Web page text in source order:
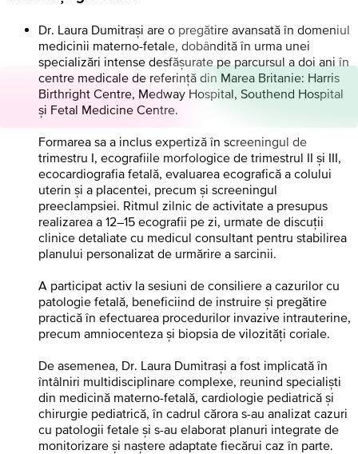
Dr. Laura Dumitrași are o pregătire avansată în domeniul
medicinii materno-fetale, dobândită în urma unei
specializări intense desfășurate pe parcursul a doi ani în
centre medicale de referință din Marea Britanie: Harris
Birthright Centre, Medway Hospital, Southend Hospital
și Fetal Medicine Centre.
Formarea sa a inclus expertiză în screeningul de
trimestru I, ecografiile morfologice de trimestrul II și III,
ecocardiografia fetală, evaluarea ecografică a colului
uterin și a placentei, precum și screeningul
preeclampsiei. Ritmul zilnic de activitate a presupus
realizarea a 12–15 ecografii pe zi, urmate de discuții
clinice detaliate cu medicul consultant pentru stabilirea
planului personalizat de urmărire a sarcinii.
A participat activ la sesiuni de consiliere a cazurilor cu
patologie fetală, beneficiind de instruire și pregătire
practică în efectuarea procedurilor invazive intrauterine,
precum amniocenteza și biopsia de vilozități coriale.
De asemenea, Dr. Laura Dumitrași a fost implicată în
întâlniri multidisciplinare complexe, reunind specialiști
din medicină materno-fetală, cardiologie pediatrică și
chirurgie pediatrică, în cadrul cărora s-au analizat cazuri
cu patologii fetale și s-au elaborat planuri integrate de
monitorizare și naștere adaptate fiecărui caz în parte.